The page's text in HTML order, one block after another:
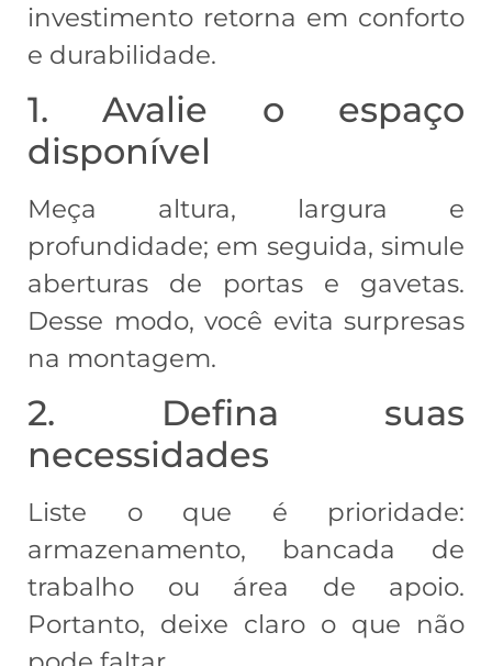
investimento retorna em conforto
e durabilidade.
1. Avalie o espaço
disponível
Meça altura, largura e
profundidade; em seguida, simule
aberturas de portas e gavetas.
Desse modo, você evita surpresas
na montagem.
2. Defina suas
necessidades
Liste o que é prioridade:
armazenamento, bancada de
trabalho ou área de apoio.
Portanto, deixe claro o que não